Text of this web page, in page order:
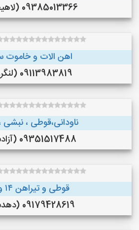
09385013366 (لاهیجان )
اهن الات و خاموت
09113983819 (لنگرود )
ناودانی،قوطی ، نبشی
09351517488 (آزادشهر )
قوطی و تیراهن ۱۴ و ۱۶
09179428619 (دهدشت)